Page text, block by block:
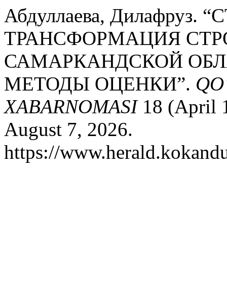
Абдуллаева, Дилафруз.
ТРАНСФОРМАЦИЯ
САМАРКАНДСКОЙ
МЕТОДЫ ОЦЕНКИ”.
XABARNOMASI18 (April
August 7, 2026.
https://